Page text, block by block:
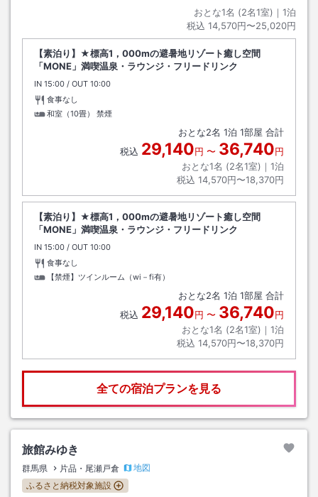
おとな1名 (2名1室)｜ 1泊
税込 14,570円〜25,020円
【素泊り】★標高1，000mの避暑地リゾート癒し空間
「MONE」満喫温泉・ラウンジ・フリードリンク
IN チェックイン
15:00 / OUT チェックアウト
10:00
食事なし
和室（10畳） 禁煙
おとな2名 1泊 1部屋 合計
税込 29,140円 〜 36,740円
おとな1名 (2名1室)｜ 1泊
税込 14,570円〜18,370円
【素泊り】★標高1，000mの避暑地リゾート癒し空間
「MONE」満喫温泉・ラウンジ・フリードリンク
IN チェックイン
15:00 / OUT チェックアウト
10:00
食事なし
【禁煙】ツインルーム（wi－fi有）
おとな2名 1泊 1部屋 合計
税込 29,140円 〜 36,740円
おとな1名 (2名1室)｜ 1泊
税込 14,570円〜18,370円
全ての宿泊プランを見る
旅館みゆき
群馬県 片品・尾瀬戸倉
地図
ふるさと納税対象施設